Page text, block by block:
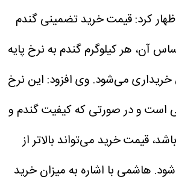
کرد: قیمت خرید تضمینی گندم
آن، هر کیلوگرم گندم به نرخ پایه
وی افزود: این نرخ
است و در صورتی که کیفیت گندم و
قیمت خرید می‌تواند بالاتر از
هاشمی با اشاره به میزان خرید